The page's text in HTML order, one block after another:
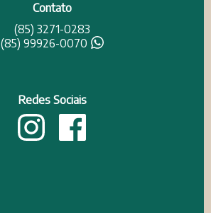
Contato
(85) 3271-0283
(85) 99926-0070
Redes Sociais